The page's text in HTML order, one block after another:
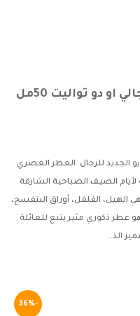
دو تواليت 50مل
الجديد للرجال. العطر العصري
الصيف الصباحية الشارقة
الهيل، الفلفل، أوراق البنفسج،
عطر ذكوري مثير يتبع للعائلة
الذ..
-36%